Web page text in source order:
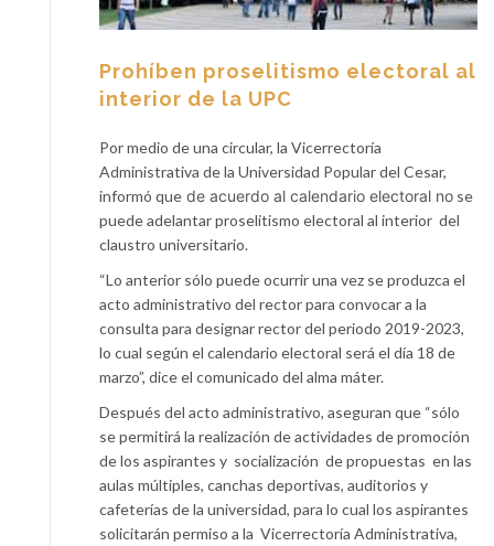
Prohíben proselitismo electoral al
interior de la UPC
Por medio de una circular, la Vicerrectoría
Administrativa de la Universidad Popular del Cesar,
informó que de acuerdo al calendario electoral no se
puede adelantar proselitismo electoral al interior del
claustro universitario.
“Lo anterior sólo puede ocurrir una vez se produzca el
acto administrativo del rector para convocar a la
consulta para designar rector del periodo 2019-2023,
lo cual según el calendario electoral será el día 18 de
marzo”, dice el comunicado del alma máter.
Después del acto administrativo, aseguran que “sólo
se permitirá la realización de actividades de promoción
de los aspirantes y socialización de propuestas en las
aulas múltiples, canchas deportivas, auditorios y
cafeterías de la universidad, para lo cual los aspirantes
solicitarán permiso a la Vicerrectoría Administrativa,